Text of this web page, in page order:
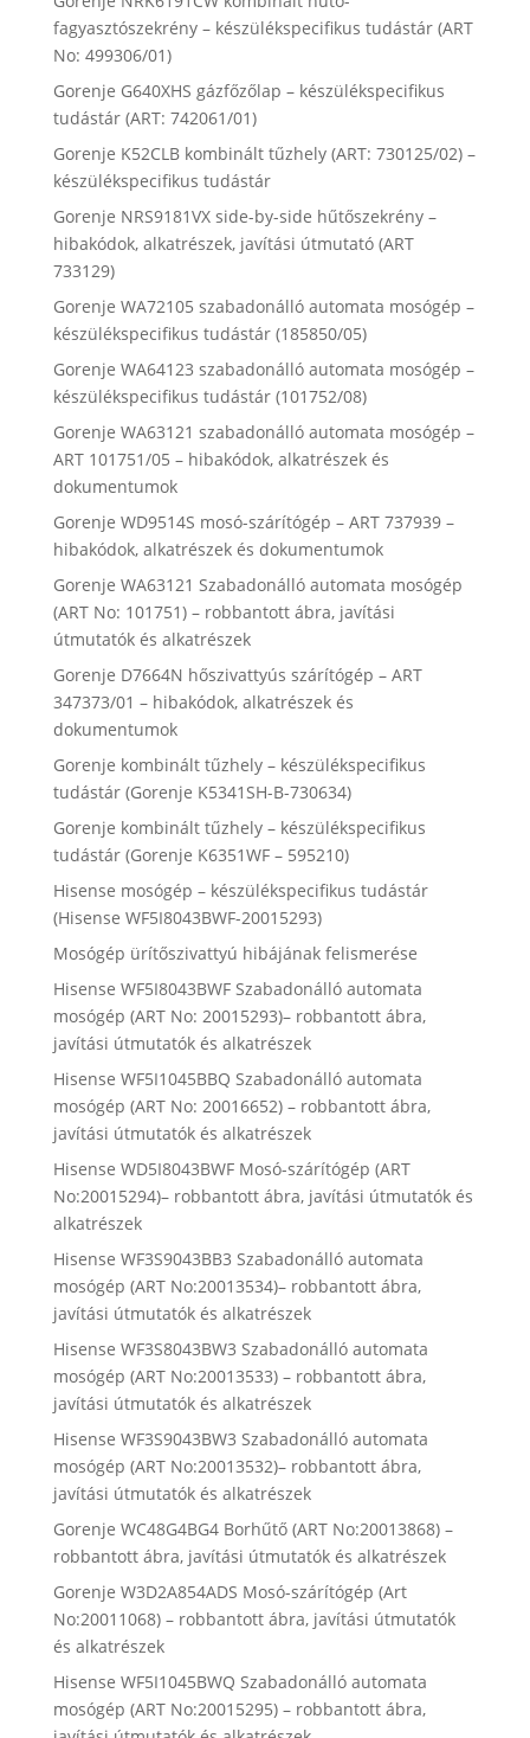
fagyasztószekrény – készülékspecifikus tudástár (ART
No: 499306/01)
Gorenje G640XHS gázfőzőlap – készülékspecifikus
tudástár (ART: 742061/01)
Gorenje K52CLB kombinált tűzhely (ART: 730125/02) –
készülékspecifikus tudástár
Gorenje NRS9181VX side-by-side hűtőszekrény –
hibakódok, alkatrészek, javítási útmutató (ART
733129)
Gorenje WA72105 szabadonálló automata mosógép –
készülékspecifikus tudástár (185850/05)
Gorenje WA64123 szabadonálló automata mosógép –
készülékspecifikus tudástár (101752/08)
Gorenje WA63121 szabadonálló automata mosógép –
ART 101751/05 – hibakódok, alkatrészek és
dokumentumok
Gorenje WD9514S mosó-szárítógép – ART 737939 –
hibakódok, alkatrészek és dokumentumok
Gorenje WA63121 Szabadonálló automata mosógép
(ART No: 101751) – robbantott ábra, javítási
útmutatók és alkatrészek
Gorenje D7664N hőszivattyús szárítógép – ART
347373/01 – hibakódok, alkatrészek és
dokumentumok
Gorenje kombinált tűzhely – készülékspecifikus
tudástár (Gorenje K5341SH-B-730634)
Gorenje kombinált tűzhely – készülékspecifikus
tudástár (Gorenje K6351WF – 595210)
Hisense mosógép – készülékspecifikus tudástár
(Hisense WF5I8043BWF-20015293)
Mosógép ürítőszivattyú hibájának felismerése
Hisense WF5I8043BWF Szabadonálló automata
mosógép (ART No: 20015293)– robbantott ábra,
javítási útmutatók és alkatrészek
Hisense WF5I1045BBQ Szabadonálló automata
mosógép (ART No: 20016652) – robbantott ábra,
javítási útmutatók és alkatrészek
Hisense WD5I8043BWF Mosó-szárítógép (ART
No:20015294)– robbantott ábra, javítási útmutatók és
alkatrészek
Hisense WF3S9043BB3 Szabadonálló automata
mosógép (ART No:20013534)– robbantott ábra,
javítási útmutatók és alkatrészek
Hisense WF3S8043BW3 Szabadonálló automata
mosógép (ART No:20013533) – robbantott ábra,
javítási útmutatók és alkatrészek
Hisense WF3S9043BW3 Szabadonálló automata
mosógép (ART No:20013532)– robbantott ábra,
javítási útmutatók és alkatrészek
Gorenje WC48G4BG4 Borhűtő (ART No:20013868) –
robbantott ábra, javítási útmutatók és alkatrészek
Gorenje W3D2A854ADS Mosó-szárítógép (Art
No:20011068) – robbantott ábra, javítási útmutatók
és alkatrészek
Hisense WF5I1045BWQ Szabadonálló automata
mosógép (ART No:20015295) – robbantott ábra,